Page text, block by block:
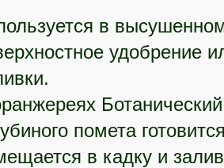
в
удобрение
помета
в кадку и